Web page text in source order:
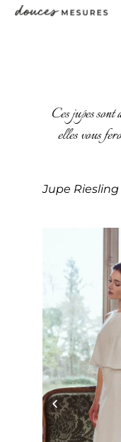
Ces jupes sont
elles vous
Jupe Riesling